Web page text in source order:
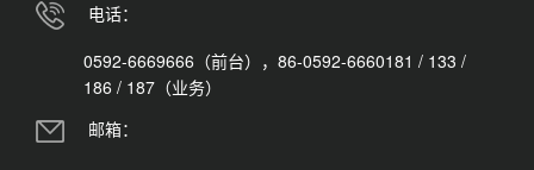
电话：
0592-6669666（前台），86-0592-6660181 / 133 /
186 / 187（业务）
邮箱：